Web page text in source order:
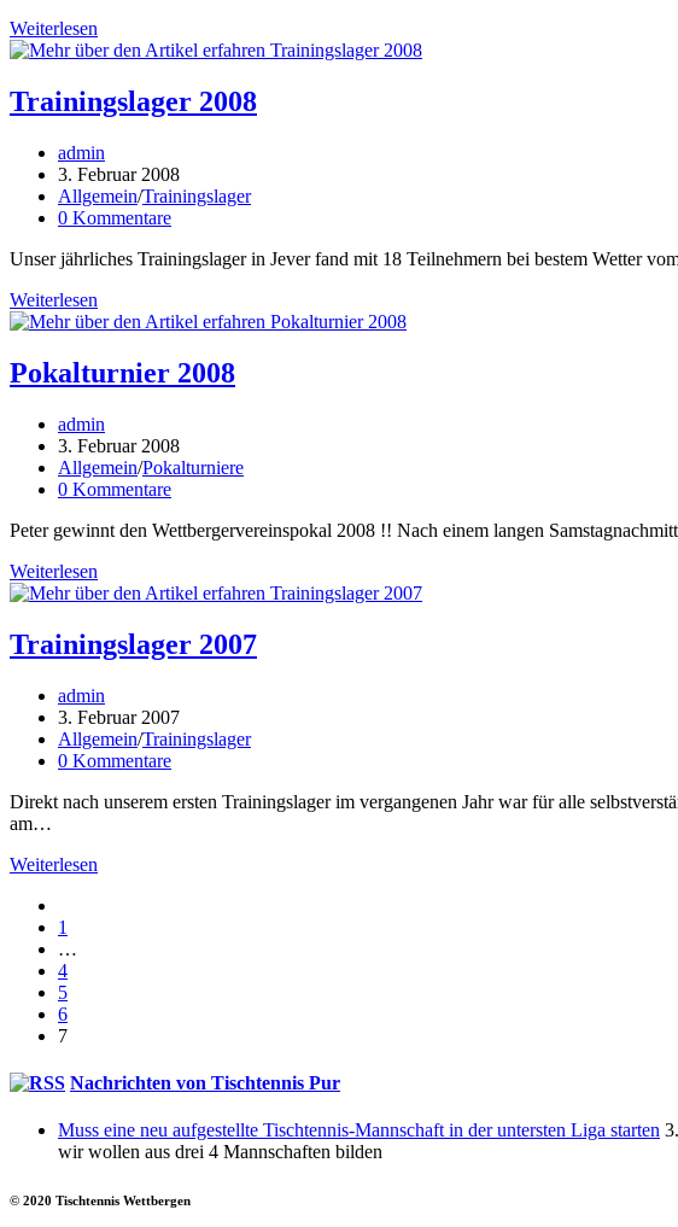
Weiterlesen
2009
Trainingslager 2008
Beitrags-
Autor:
admin
Beitrag
veröffentlicht:
3. Februar 2008
Beitrags-
Kategorie:
Allgemein/Trainingslager
Beitrags-
0 Kommentare
Unser jährliches Trainingslager in Jever fand mit 18 Teilnehmern bei bestem Wetter
Weiterlesen
2008
Pokalturnier 2008
Beitrags-
Autor:
admin
Beitrag
veröffentlicht:
3. Februar 2008
Beitrags-
Kategorie:
Allgemein/Pokalturniere
Beitrags-
0 Kommentare
Peter gewinnt den Wettbergervereinspokal 2008 !! Nach einem langen
Weiterlesen
2008
Trainingslager 2007
Beitrags-
Autor:
admin
Beitrag
veröffentlicht:
3. Februar 2007
Beitrags-
Kategorie:
Allgemein/Trainingslager
Beitrags-
0 Kommentare
Direkt nach unserem ersten Trainingslager im vergangenen Jahr war für alle
am…
Weiterlesen
zur
Seite
1
…
4
5
6
7
Nachrichten von Tischtennis Pur
Muss eine neu aufgestellte Tischtennis-Mannschaft in der untersten Liga starten
wir wollen aus drei 4 Mannschaften bilden
© 2020 Tischtennis Wettbergen